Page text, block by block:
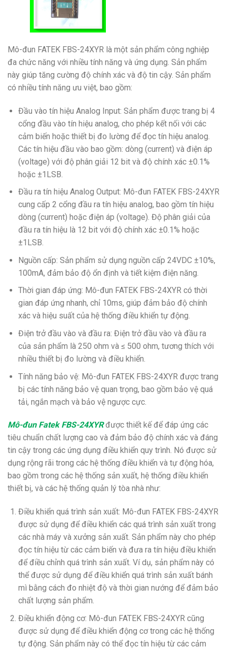
Mô-đun FATEK FBS-24XYR là một sản phẩm công nghiệp
đa chức năng với nhiều tính năng và ứng dụng. Sản phẩm
này giúp tăng cường độ chính xác và độ tin cậy. Sản phẩm
có nhiều tính năng ưu việt, bao gồm:
Đầu vào tín hiệu Analog Input: Sản phẩm được trang bị 4
cổng đầu vào tín hiệu analog, cho phép kết nối với các
cảm biến hoặc thiết bị đo lường để đọc tín hiệu analog.
Các tín hiệu đầu vào bao gồm: dòng (current) và điện áp
(voltage) với độ phân giải 12 bit và độ chính xác ±0.1%
hoặc ±1LSB.
Đầu ra tín hiệu Analog Output: Mô-đun FATEK FBS-24XYR
cung cấp 2 cổng đầu ra tín hiệu analog, bao gồm tín hiệu
dòng (current) hoặc điện áp (voltage). Độ phân giải của
đầu ra tín hiệu là 12 bit với độ chính xác ±0.1% hoặc
±1LSB.
Nguồn cấp: Sản phẩm sử dụng nguồn cấp 24VDC ±10%,
100mA, đảm bảo độ ổn định và tiết kiệm điện năng.
Thời gian đáp ứng: Mô-đun FATEK FBS-24XYR có thời
gian đáp ứng nhanh, chỉ 10ms, giúp đảm bảo độ chính
xác và hiệu suất của hệ thống điều khiển tự động.
Điện trở đầu vào và đầu ra: Điện trở đầu vào và đầu ra
của sản phẩm là 250 ohm và ≤ 500 ohm, tương thích với
nhiều thiết bị đo lường và điều khiển.
Tính năng bảo vệ: Mô-đun FATEK FBS-24XYR được trang
bị các tính năng bảo vệ quan trọng, bao gồm bảo vệ quá
tải, ngắn mạch và bảo vệ ngược cực.
Mô-đun Fatek FBS-24XYRđược thiết kế để đáp ứng các
tiêu chuẩn chất lượng cao và đảm bảo độ chính xác và đáng
tin cậy trong các ứng dụng điều khiển quy trình. Nó được sử
dụng rộng rãi trong các hệ thống điều khiển và tự động hóa,
bao gồm trong các hệ thống sản xuất, hệ thống điều khiển
thiết bị, và các hệ thống quản lý tòa nhà như:
Điều khiển quá trình sản xuất: Mô-đun FATEK FBS-24XYR
được sử dụng để điều khiển các quá trình sản xuất trong
các nhà máy và xưởng sản xuất. Sản phẩm này cho phép
đọc tín hiệu từ các cảm biến và đưa ra tín hiệu điều khiển
để điều chỉnh quá trình sản xuất. Ví dụ, sản phẩm này có
thể được sử dụng để điều khiển quá trình sản xuất bánh
mì bằng cách đo nhiệt độ và thời gian nướng để đảm bảo
chất lượng sản phẩm.
Điều khiển động cơ: Mô-đun FATEK FBS-24XYR cũng
được sử dụng để điều khiển động cơ trong các hệ thống
tự động. Sản phẩm này có thể đọc tín hiệu từ các cảm